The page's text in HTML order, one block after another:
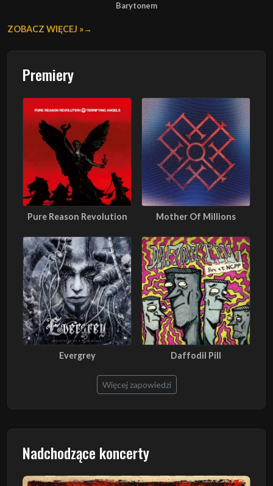
Barytonem
ZOBACZ WIĘCEJ »
Premiery
Pure Reason Revolution Mother Of Millions
Evergrey Daffodil Pill
Więcej zapowiedzi
Nadchodzące koncerty